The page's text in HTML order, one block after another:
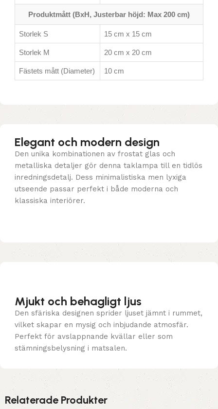
Produktmått (BxH, Justerbar höjd: Max 200 cm)
Storlek S 15 cm x 15 cm
Storlek M 20 cm x 20 cm
Fästets mått (Diameter) 10 cm
Elegant och modern design
Den unika kombinationen av frostat glas och
metalliska detaljer gör denna taklampa till en tidlös
inredningsdetalj. Dess minimalistiska men lyxiga
utseende passar perfekt i både moderna och
klassiska interiörer.
Mjukt och behagligt ljus
Den sfäriska designen sprider ljuset jämnt i rummet,
vilket skapar en mysig och inbjudande atmosfär.
Perfekt för avslappnande kvällar eller som
stämningsbelysning i matsalen.
Relaterade Produkter